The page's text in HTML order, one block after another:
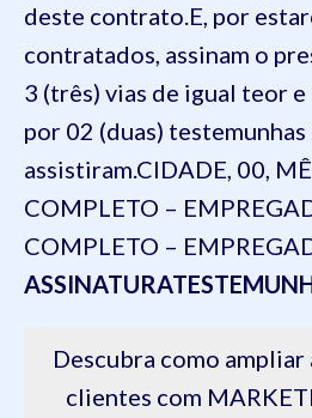
deste contrato.E, por
contratados, assinam o
3 (três) vias de igual teor
por 02 (duas)
assistiram.CIDADE, 00,
COMPLETO –
COMPLETO –
ASSINATURA
Descubra como ampliar
clientes com